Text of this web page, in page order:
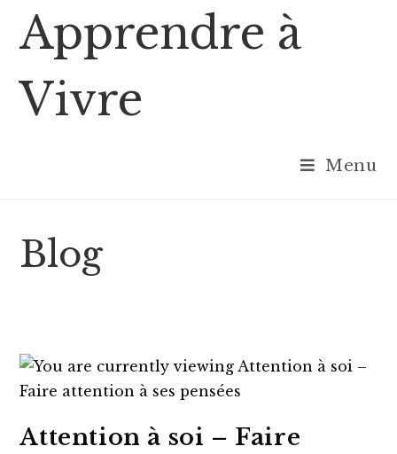
content
Apprendre à
Vivre
Menu
Blog
Attention à soi – Faire